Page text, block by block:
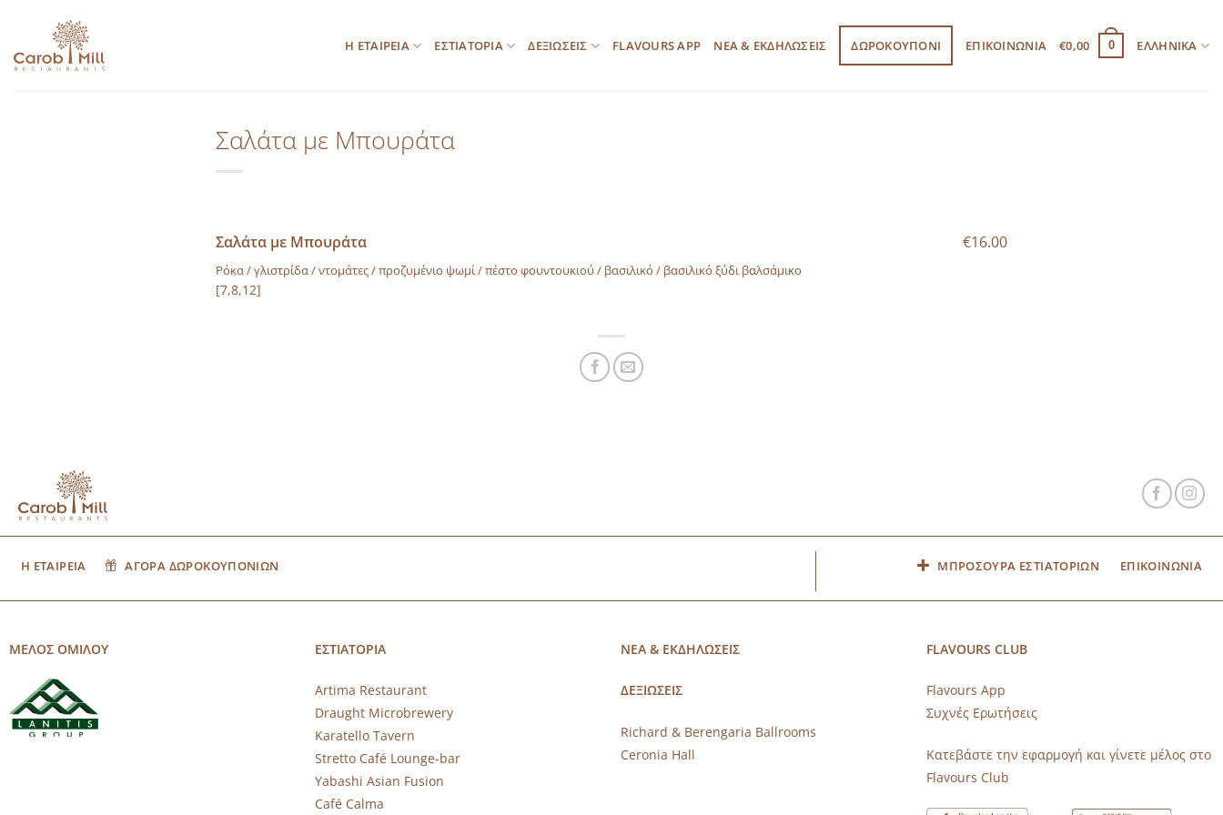
περιεχόμενο
Η ΕΤΑΙΡΕΙΑ ΕΣΤΙΑΤΟΡΙΑ ΔΕΞΙΩΣΕΙΣ FLAVOURS APP ΝΕΑ & ΕΚΔΗΛΩΣΕΙΣ ΔΩΡΟΚΟΥΠΟΝΙ ΕΠΙΚΟΙΝΩΝΙΑ €0,00 0 ΕΛΛΗΝΙΚΆ
Σαλάτα με Μπουράτα
Σαλάτα με Μπουράτα €16.00
Ρόκα / γλιστρίδα / ντοµάτες / προζυµένιο ψωµί / πέστο φουντουκιού / βασιλικό / βασιλικό ξύδι βαλσάµικο
[7,8,12]
Η ΕΤΑΙΡΕΙΑ ΑΓΟΡΑ ΔΩΡΟΚΟΥΠΟΝΙΩΝ ΜΠΡΟΣΟΥΡΑ ΕΣΤΙΑΤΟΡΙΩΝ ΕΠΙΚΟΙΝΩΝΙΑ
ΜΕΛΟΣ ΟΜΙΛΟΥ ΕΣΤΙΑΤΟΡΙΑ
Artima Restaurant
Draught Microbrewery
Karatello Tavern
Stretto Café Lounge-bar
Yabashi Asian Fusion
Café Calma
ΝΕΑ & ΕΚΔΗΛΩΣΕΙΣ
ΔΕΞΙΩΣΕΙΣ
Richard & Berengaria Ballrooms
Ceronia Hall
FLAVOURS CLUB
Flavours App
Συχνές Ερωτήσεις
Κατεβάστε την εφαρμογή και γίνετε μέλος στο
Flavours Club